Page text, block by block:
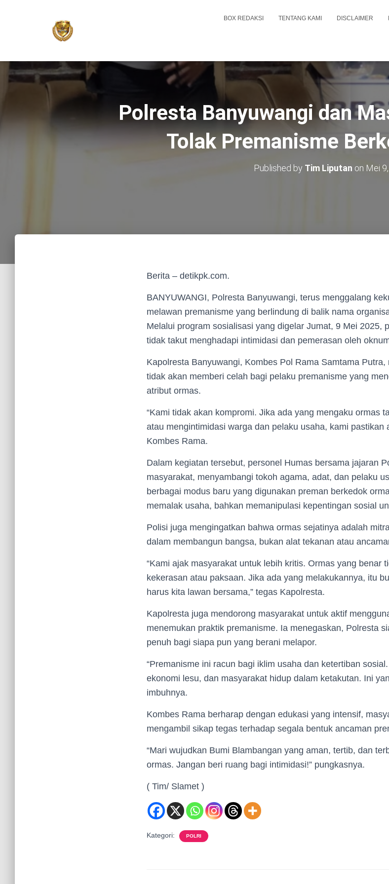
BOX REDAKSI TENTANG KAMI DISCLAIMER
Polresta Banyuwangi dan
Tolak Premanisme
Published by Tim Liputan on Mei
Berita – detikpk.com.
BANYUWANGI, Polresta Banyuwangi, terus menggalang
melawan premanisme yang berlindung di balik nama
Melalui program sosialisasi yang digelar Jumat, 9 Mei 2025,
tidak takut menghadapi intimidasi dan pemerasan oleh
Kapolresta Banyuwangi, Kombes Pol Rama Samtama
tidak akan memberi celah bagi pelaku premanisme yang
atribut ormas.
“Kami tidak akan kompromi. Jika ada yang mengaku ormas
atau mengintimidasi warga dan pelaku usaha, kami pastikan
Kombes Rama.
Dalam kegiatan tersebut, personel Humas bersama jajaran
masyarakat, menyambangi tokoh agama, adat, dan pelaku
berbagai modus baru yang digunakan preman berkedok
memalak usaha, bahkan memanipulasi kepentingan sosial
Polisi juga mengingatkan bahwa ormas sejatinya adalah
dalam membangun bangsa, bukan alat tekanan atau
“Kami ajak masyarakat untuk lebih kritis. Ormas yang benar
kekerasan atau paksaan. Jika ada yang melakukannya, itu
harus kita lawan bersama,” tegas Kapolresta.
Kapolresta juga mendorong masyarakat untuk aktif
menemukan praktik premanisme. Ia menegaskan, Polresta
penuh bagi siapa pun yang berani melapor.
“Premanisme ini racun bagi iklim usaha dan ketertiban
ekonomi lesu, dan masyarakat hidup dalam ketakutan. Ini
imbuhnya.
Kombes Rama berharap dengan edukasi yang intensif,
mengambil sikap tegas terhadap segala bentuk ancaman
“Mari wujudkan Bumi Blambangan yang aman, tertib, dan
ormas. Jangan beri ruang bagi intimidasi!” pungkasnya.
( Tim/ Slamet )
Kategori: POLRI